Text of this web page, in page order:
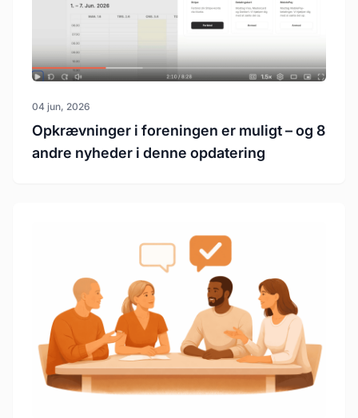
04 jun, 2026
Opkrævninger i foreningen er muligt – og 8
andre nyheder i denne opdatering